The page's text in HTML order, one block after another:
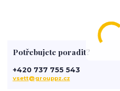
Potřebujete poradit?
+420 737 755 543
vsett@grouppz.cz